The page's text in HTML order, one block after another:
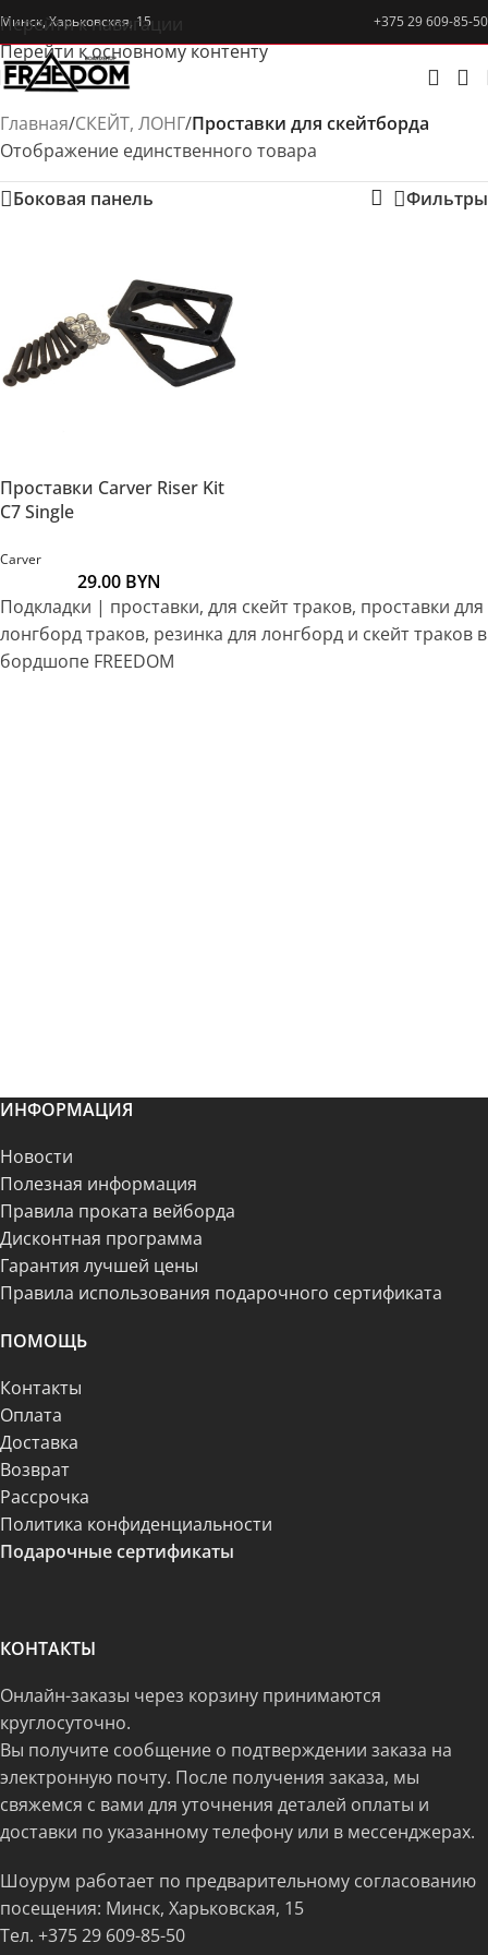
Перейти к навигации
Перейти к основному контенту
Минск, Харьковская, 15 +375 29 609-85-50
Главная/СКЕЙТ, ЛОНГ/Проставки для скейтборда
Отображение единственного товара
Боковая панель
Фильтры
Проставки Carver Riser Kit
C7 Single
Carver
29.00 BYN
Подкладки | проставки, для скейт траков, проставки для
лонгборд траков, резинка для лонгборд и скейт траков в
бордшопе FREEDOM
ИНФОРМАЦИЯ
Новости
Полезная информация
Правила проката вейборда
Дисконтная программа
Гарантия лучшей цены
Правила использования подарочного сертификата
ПОМОЩЬ
Контакты
Оплата
Доставка
Возврат
Рассрочка
Политика конфиденциальности
Подарочные сертификаты
КОНТАКТЫ
Онлайн-заказы через корзину принимаются
круглосуточно.
Вы получите сообщение о подтверждении заказа на
электронную почту. После получения заказа, мы
свяжемся с вами для уточнения деталей оплаты и
доставки по указанному телефону или в мессенджерах.
Шоурум работает по предварительному согласованию
посещения: Минск, Харьковская, 15
Тел. +375 29 609-85-50